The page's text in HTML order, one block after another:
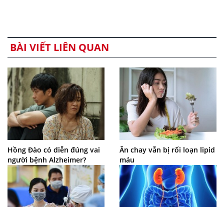
BÀI VIẾT LIÊN QUAN
Hồng Đào có diễn đúng vai
người bệnh Alzheimer?
Ăn chay vẫn bị rối loạn lipid
máu